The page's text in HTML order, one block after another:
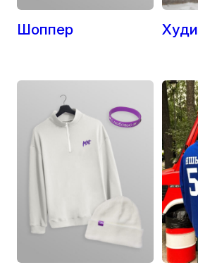
Шоппер Худи